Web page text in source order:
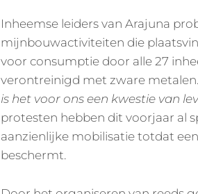
Inheemse leiders van Arajuna
mijnbouwactiviteiten die
voor consumptie door alle 27
verontreinigd met zware metalen.
is het voor ons een kwestie van
protesten hebben dit voorjaar al
aanzienlijke mobilisatie totdat
beschermt.